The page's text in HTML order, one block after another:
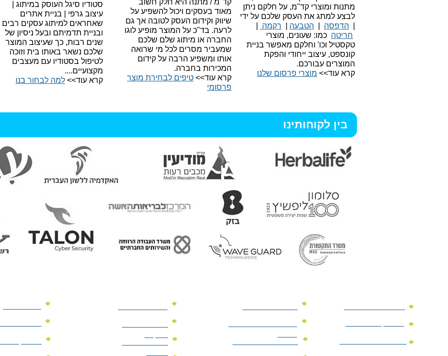
סטודיו סיגל העוסק במיתוג |
עיצוב גרפי | בניית אתרים
שאחראים למיתוג עסקים רבים
ובניית תדמיתם ובעל ניסיון של
שנים רבות, כך שעיצוב המוצר
שלכם נשאר באותו בית וזוכה
לטיפול בסטודיו עם מעצבים
מקצועיים....
קרא עוד>> למה לבחור בנו​
מתנות ומוצרי קד"מ, על חלקם ניתן
לבצע למתג את העסק שלכם על ידי
הדפסה הטבעה רקמה
חריטה כמו: שעונים, מוצרי
טקסטיל וכו' וחלקם מאפשר בניית
קונספט, עיצוב ייחודי והפקת
המוצרים עבורכם.
קרא עוד>> מוצרי פרסום שלנו
מאוד בעסקים ויכול להשפיע על
שיווק וקידום העסק לטובה אך גם
לרעה. בד"כ על המוצר מופיע לוגו
החברה או מיתוג שלם שלכם
שמעביר מסרים לכל מי שרואה
אותו ומשפיע הרבה על קידום
המכירות בחברה.
קרא עוד>> טיפים לבחירת מוצר
פרסומי
בין לקוחותינו